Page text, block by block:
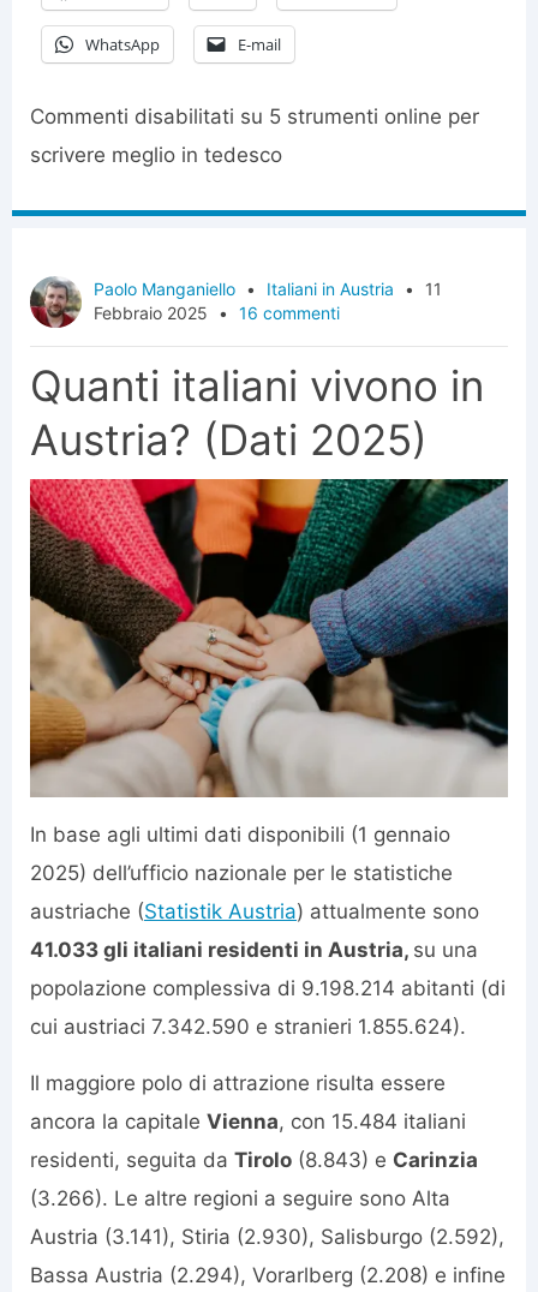
WhatsApp E-mail
Commenti disabilitati su 5 strumenti online per
scrivere meglio in tedesco
Paolo Manganiello • Italiani in Austria •
11
Febbraio 2025
• 16 commenti
Quanti italiani vivono in
Austria? (Dati 2025)
In base agli ultimi dati disponibili (1 gennaio
2025) dell’ufficio nazionale per le statistiche
austriache (Statistik Austria) attualmente sono
41.033 gli italiani residenti in Austria, su una
popolazione complessiva di 9.198.214 abitanti (di
cui austriaci 7.342.590 e stranieri 1.855.624).
Il maggiore polo di attrazione risulta essere
ancora la capitale Vienna, con 15.484 italiani
residenti, seguita da Tirolo (8.843) e Carinzia
(3.266). Le altre regioni a seguire sono Alta
Austria (3.141), Stiria (2.930), Salisburgo (2.592),
Bassa Austria (2.294), Vorarlberg (2.208) e infine